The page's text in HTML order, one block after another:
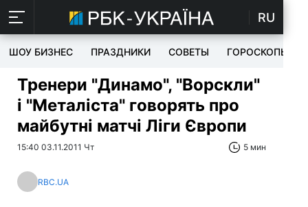
RU
ШОУ БИЗНЕС ПРАЗДНИКИ СОВЕТЫ ГОРОСКОПЫ
Тренери "Динамо", "Ворскли"
і "Металіста" говорять про
майбутні матчі Ліги Європи
15:40 03.11.2011 Чт 5 мин
RBC.UA